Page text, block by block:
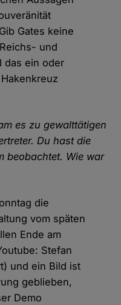
Gates keine
und
das ein oder
es zu gewalttätigen
Du hast die
beobachtet. Wie war
die
vom späten
Ende am
Stefan
und ein Bild ist
geblieben,
Demo